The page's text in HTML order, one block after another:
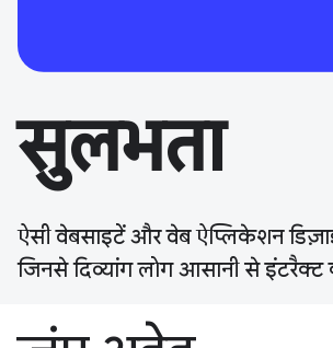
सुलभता
ऐसी वेबसाइटें और वेब ऐप्लिकेशन
जिनसे दिव्यांग लोग आसानी से